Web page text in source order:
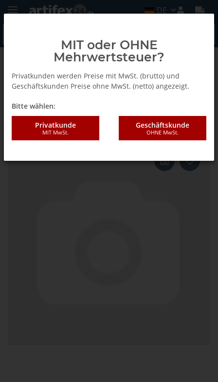
DE
Zurück zur Liste Fein
Fein Segmentsägeblatt, Ø 100
mm, VE 1 St
MIT oder OHNE
Mehrwertsteuer?
Privatkunden werden Preise mit MwSt. (brutto) und
Geschäftskunden Preise ohne MwSt. (netto) angezeigt.
Bitte wählen:
Privatkunde
MIT MwSt.
Geschäftskunde
OHNE MwSt.